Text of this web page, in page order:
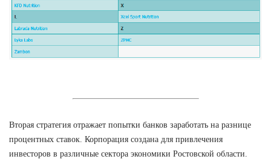
Вторая стратегия отражает попытки банков заработать на разнице
процентных ставок. Корпорация создана для привлечения
инвесторов в различные сектора экономики Ростовской области.